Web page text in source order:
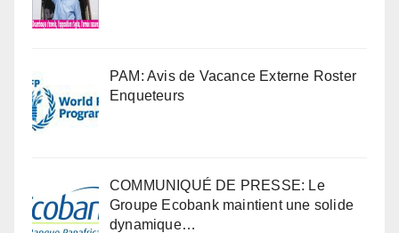
PAM: Avis de Vacance Externe Roster
Enqueteurs
COMMUNIQUÉ DE PRESSE: Le
Groupe Ecobank maintient une solide
dynamique…